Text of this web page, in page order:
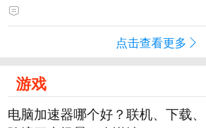
点击查看更多
游戏
电脑加速器哪个好？联机、下载、